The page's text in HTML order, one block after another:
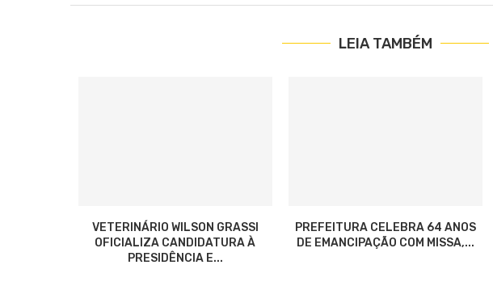
LEIA TAMBÉM
VETERINÁRIO WILSON GRASSI
OFICIALIZA CANDIDATURA À
PRESIDÊNCIA E...
PREFEITURA CELEBRA 64 ANOS
DE EMANCIPAÇÃO COM MISSA,...